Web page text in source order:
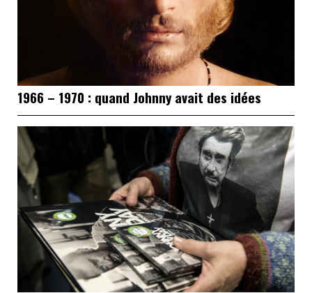
1966 – 1970 : quand Johnny avait des idées